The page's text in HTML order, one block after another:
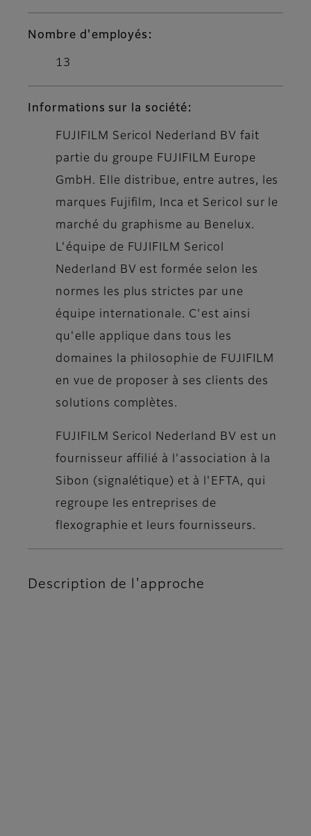
Nombre d'employés:
13
Informations sur la société:
FUJIFILM Sericol Nederland BV fait
partie du groupe FUJIFILM Europe
GmbH. Elle distribue, entre autres, les
marques Fujifilm, Inca et Sericol sur le
marché du graphisme au Benelux.
L'équipe de FUJIFILM Sericol
Nederland BV est formée selon les
normes les plus strictes par une
équipe internationale. C'est ainsi
qu'elle applique dans tous les
domaines la philosophie de FUJIFILM
en vue de proposer à ses clients des
solutions complètes.
FUJIFILM Sericol Nederland BV est un
fournisseur affilié à l'association à la
Sibon (signalétique) et à l'EFTA, qui
regroupe les entreprises de
flexographie et leurs fournisseurs.
Description de l'approche